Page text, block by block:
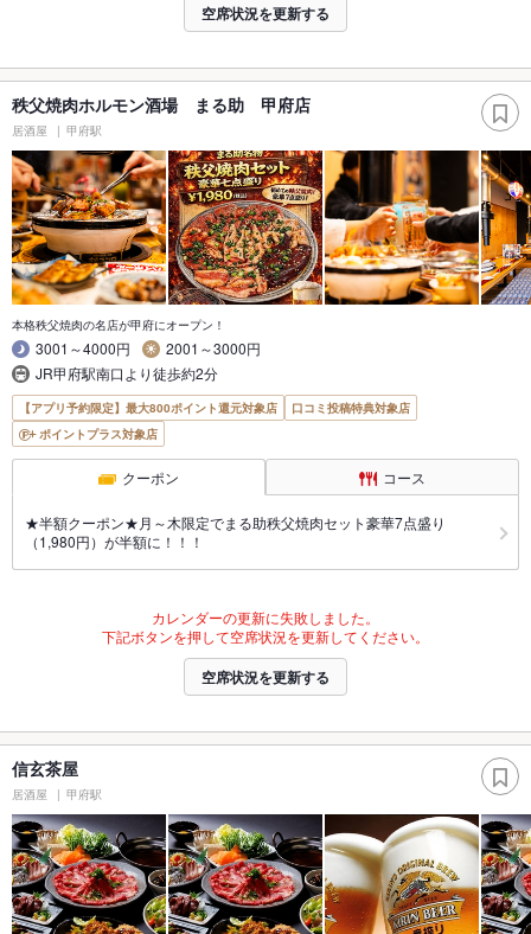
空席状況を更新する
秩父焼肉ホルモン酒場 まる助 甲府店
居酒屋 甲府駅
本格秩父焼肉の名店が甲府にオープン！
3001～4000円
2001～3000円
JR甲府駅南口より徒歩約2分
【アプリ予約限定】最大800ポイント還元対象店
口コミ投稿特典対象店
ポイントプラス対象店
クーポン コース
★半額クーポン★月～木限定でまる助秩父焼肉セット豪華7点盛り
（1,980円）が半額に！！！
カレンダーの更新に失敗しました。
下記ボタンを押して空席状況を更新してください。
空席状況を更新する
信玄茶屋
居酒屋 甲府駅